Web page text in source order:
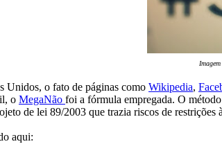
Unidos, o fato de páginas como Wikipedia,
o MegaNão foi a fórmula empregada. O
de lei 89/2003 que trazia riscos de restrições
aqui: